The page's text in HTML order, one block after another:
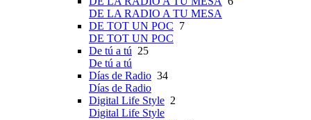
DE LA RADIO A TU MESA
DE TOT UN POC 7
DE TOT UN POC
De tú a tú 25
De tú a tú
Días de Radio 34
Días de Radio
Digital Life Style 2
Digital Life Style